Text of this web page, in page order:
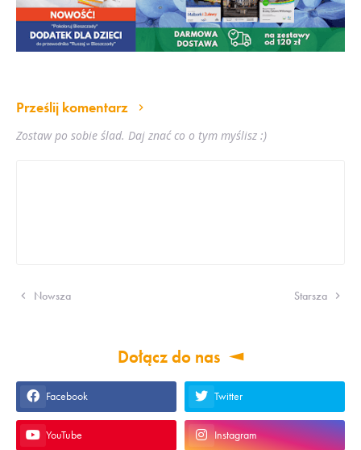
Prześlij komentarz
Zostaw po sobie ślad. Daj znać co o tym myślisz :)
Nowsza Starsza
Dołącz do nas
Facebook Twitter
YouTube Instagram